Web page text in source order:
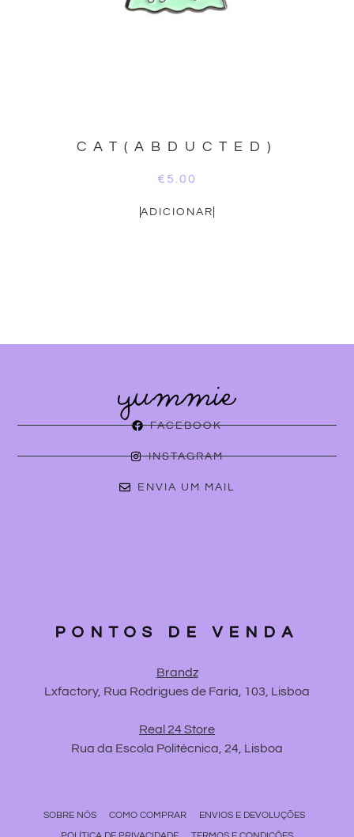
CAT(ABDUCTED)
€ 5.00
ADICIONAR
FACEBOOK
INSTAGRAM
ENVIA UM MAIL
PONTOS DE VENDA
Brandz
Lxfactory, Rua Rodrigues de Faria, 103, Lisboa
Real 24 Store
Rua da Escola Politécnica, 24, Lisboa
SOBRE NÓS COMO COMPRAR
ENVIOS E DEVOLUÇÕES